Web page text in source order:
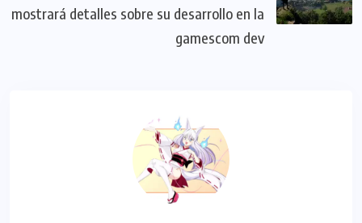
mostrará detalles sobre su desarrollo en la
gamescom dev